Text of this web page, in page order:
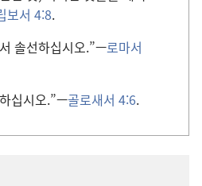
보서 4:8.
솔선하십시오.”—로마서
십시오.”—골로새서 4:6.